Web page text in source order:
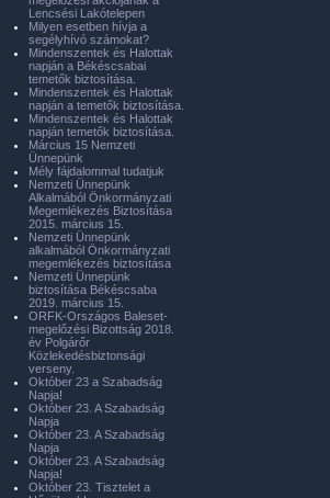
Lencsési Lakótelepen
Milyen esetben hívja a
segélyhívó számokat?
Mindenszentek és Halottak
napján a Békéscsabai
temetők biztosítása.
Mindenszentek és Halottak
napján a temetők biztosítása.
Mindenszentek és Halottak
napján temetők biztosítása.
Március 15 Nemzeti
Ünnepünk
Mély fájdalommal tudatjuk
Nemzeti Ünnepünk
Alkalmából Önkormányzati
Megemlékezés Biztosítása
2015. március 15.
Nemzeti Ünnepünk
alkalmából Önkormányzati
megemlékezés biztosítása
Nemzeti Ünnepünk
biztosítása Békéscsaba
2019. március 15.
ORFK-Országos Baleset-
megelőzési Bizottság 2018.
év Polgárőr
Közlekedésbiztonsági
verseny.
Október 23 a Szabadság
Napja!
Október 23. A Szabadság
Napja
Október 23. A Szabadság
Napja
Október 23. A Szabadság
Napja!
Október 23. Tisztelet a